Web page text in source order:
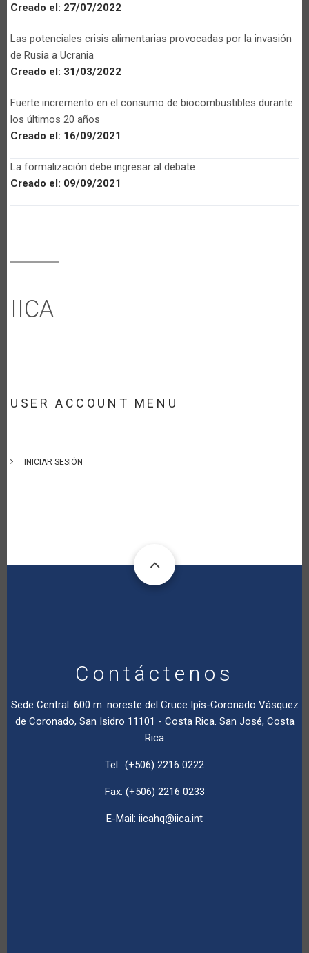
Creado el: 27/07/2022
Las potenciales crisis alimentarias provocadas por la invasión
de Rusia a Ucrania
Creado el: 31/03/2022
Fuerte incremento en el consumo de biocombustibles durante
los últimos 20 años
Creado el: 16/09/2021
La formalización debe ingresar al debate
Creado el: 09/09/2021
IICA
USER ACCOUNT MENU
INICIAR SESIÓN
Contáctenos
Sede Central. 600 m. noreste del Cruce Ipís-Coronado Vásquez
de Coronado, San Isidro 11101 - Costa Rica. San José, Costa
Rica
Tel.: (+506) 2216 0222
Fax: (+506) 2216 0233
E-Mail: iicahq@iica.int